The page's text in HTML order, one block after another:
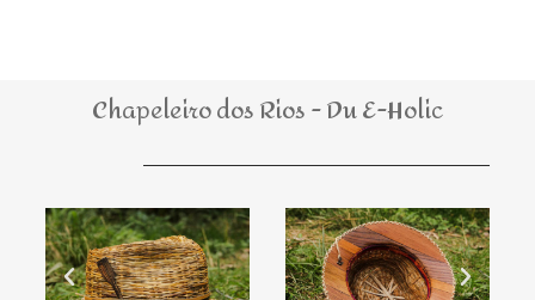
Chapeleiro dos Rios - Du E-Holic